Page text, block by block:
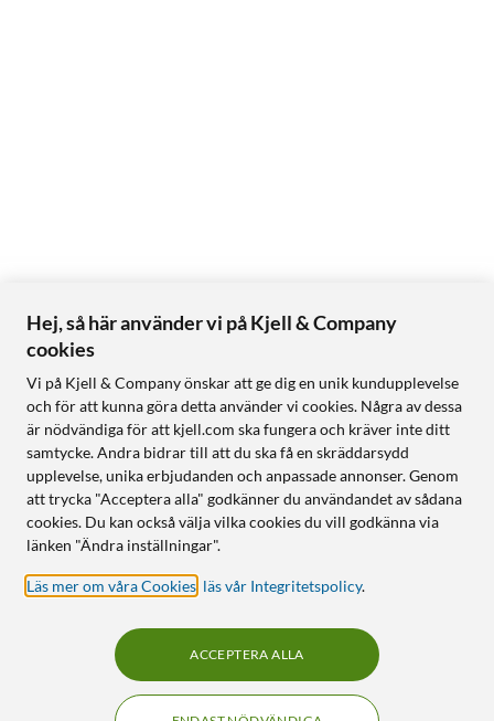
Hej, så här använder vi på Kjell & Company
cookies
Vi på Kjell & Company önskar att ge dig en unik kundupplevelse
och för att kunna göra detta använder vi cookies. Några av dessa
är nödvändiga för att kjell.com ska fungera och kräver inte ditt
samtycke. Andra bidrar till att du ska få en skräddarsydd
upplevelse, unika erbjudanden och anpassade annonser. Genom
att trycka "Acceptera alla" godkänner du användandet av sådana
cookies. Du kan också välja vilka cookies du vill godkänna via
länken "Ändra inställningar".
Läs mer om våra Cookies läs vår Integritetspolicy.
ACCEPTERA ALLA